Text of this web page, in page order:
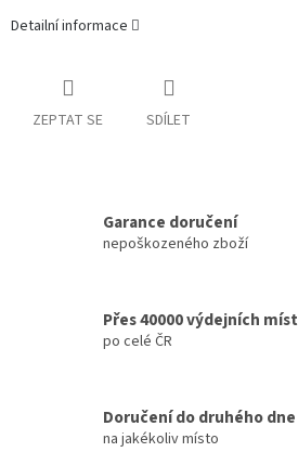
Detailní informace
ZEPTAT SE SDÍLET
Garance doručení
nepoškozeného zboží
Přes 40000 výdejních míst
po celé ČR
Doručení do druhého dne
na jakékoliv místo